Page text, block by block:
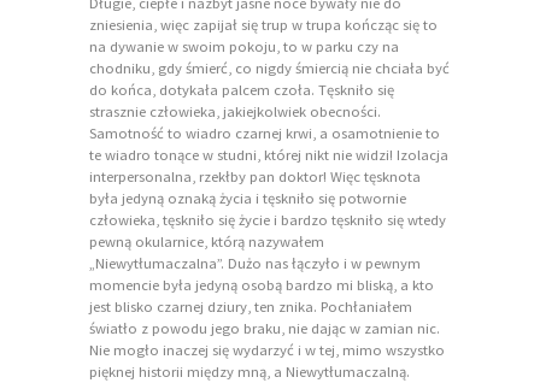
zniesienia, więc zapijał się trup w trupa kończąc się to
na dywanie w swoim pokoju, to w parku czy na
chodniku, gdy śmierć, co nigdy śmiercią nie chciała być
do końca, dotykała palcem czoła. Tęskniło się
strasznie człowieka, jakiejkolwiek obecności.
Samotność to wiadro czarnej krwi, a osamotnienie to
te wiadro tonące w studni, której nikt nie widzi! Izolacja
interpersonalna, rzekłby pan doktor! Więc tęsknota
była jedyną oznaką życia i tęskniło się potwornie
człowieka, tęskniło się życie i bardzo tęskniło się wtedy
pewną okularnice, którą nazywałem
„Niewytłumaczalna”. Dużo nas łączyło i w pewnym
momencie była jedyną osobą bardzo mi bliską, a kto
jest blisko czarnej dziury, ten znika. Pochłaniałem
światło z powodu jego braku, nie dając w zamian nic.
Nie mogło inaczej się wydarzyć i w tej, mimo wszystko
pięknej historii między mną, a Niewytłumaczalną.